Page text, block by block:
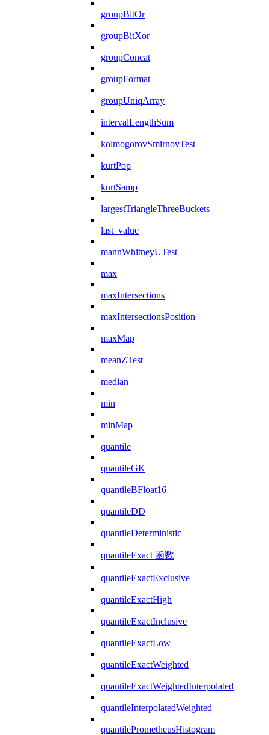
groupBitOr
groupBitXor
groupConcat
groupFormat
groupUniqArray
intervalLengthSum
kolmogorovSmirnovTest
kurtPop
kurtSamp
largestTriangleThreeBuckets
last_value
mannWhitneyUTest
max
maxIntersections
maxIntersectionsPosition
maxMap
meanZTest
median
min
minMap
quantile
quantileGK
quantileBFloat16
quantileDD
quantileDeterministic
quantileExact 函数
quantileExactExclusive
quantileExactHigh
quantileExactInclusive
quantileExactLow
quantileExactWeighted
quantileExactWeightedInterpolated
quantileInterpolatedWeighted
quantilePrometheusHistogram